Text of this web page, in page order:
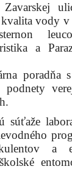
Zavarskej
vody
a
poradňa
súťaže
a